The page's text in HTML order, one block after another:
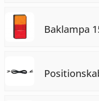
Baklampa